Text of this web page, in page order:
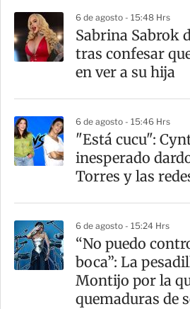
a
r
t
6 de agosto - 15:48 Hrs
Sabrina Sabrok
tras confesar
en ver a su hija
6 de agosto - 15:46 Hrs
"Está cucu":
inesperado
Torres y las
6 de agosto - 15:24 Hrs
“No puedo
boca”: La
Montijo por la
quemaduras de